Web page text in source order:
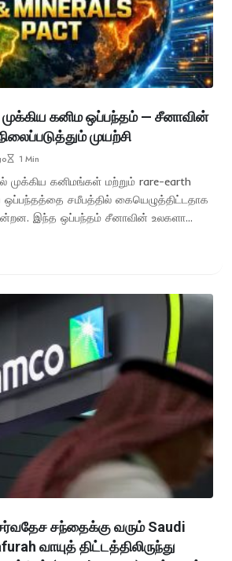
முக்கிய கனிம ஒப்பந்தம் — சீனாவின்
முயற்சி
1 Min
முக்கிய கனிமங்கள் மற்றும் rare-earth
ஒப்பந்தத்தை சமீபத்தில் கையெழுத்திட்டதாக
இந்த ஒப்பந்தம் சீனாவின் உலகளா...
சந்தைக்கு வரும் Saudi
வாயுத் திட்டத்திலிருந்து